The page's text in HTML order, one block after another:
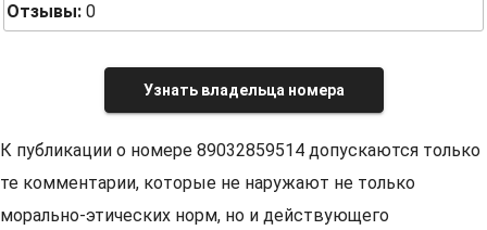
Отзывы: 0
Узнать владельца номера
К публикации о номере 89032859514 допускаются только
те комментарии, которые не наружают не только
морально-этических норм, но и действующего